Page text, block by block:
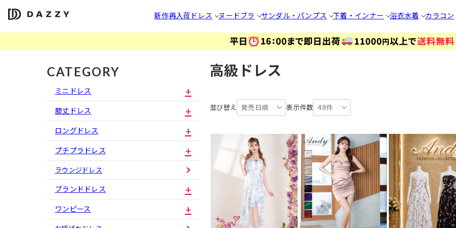
新作再入荷 ドレス ヌードブラ サンダル・パンプス 下着・インナー 浴衣水着 カラコン
CATEGORY
ミニドレス
膝丈ドレス
ロングドレス
プチプラドレス
ラウンジドレス
ブランドドレス
ワンピース
高級ドレス
並び替え 発売日順 表示件数 48件